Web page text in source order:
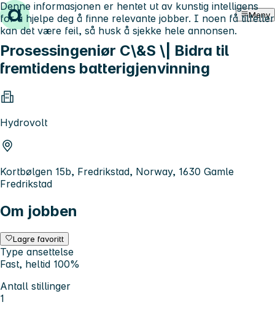
Hopp til innhold Meny
Prosessingeniør C\&S \| Bidra til
fremtidens batterigjenvinning
Hydrovolt
Kortbølgen 15b, Fredrikstad, Norway, 1630 Gamle
Fredrikstad
Om jobben
Lagre favoritt
Type ansettelse
Fast, heltid 100%
Antall stillinger
1
Denne informasjonen er hentet ut av kunstig intelligens
for å hjelpe deg å finne relevante jobber. I noen få tilfeller
kan det være feil, så husk å sjekke hele annonsen.